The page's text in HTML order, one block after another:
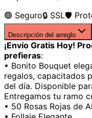
🟢 Seguro🔒 SSL🛡️
Descripción del arreglo
¡Envío Gratis Hoy!
prefieras:
• Bonito Bouquet
regalos, capacitados
del día. Disponible
Entregamos tu ramo
• 50 Rosas Rojas de